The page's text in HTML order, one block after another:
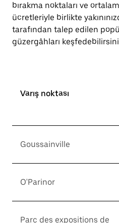
bırakma noktaları ve
ücretleriyle birlikte
tarafından talep edilen
güzergâhları
Varış noktası
Goussainville
O'Parinor
Parc des expositions de